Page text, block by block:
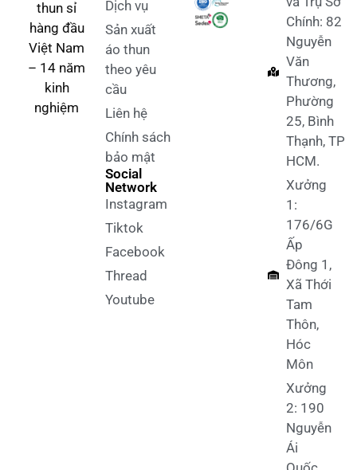
thun sỉ
hàng đầu
Việt Nam
– 14 năm
kinh
nghiệm
Dịch vụ
Sản xuất
áo thun
theo yêu
cầu
Liên hệ
Chính sách
bảo mật
Social
Network
Instagram
Tiktok
Facebook
Thread
Youtube
Chính: 82
Nguyễn
Văn
Thương,
Phường
25, Bình
Thạnh, TP
HCM.
Xưởng
1:
176/6G
Ấp
Đông 1,
Xã Thới
Tam
Thôn,
Hóc
Môn
Xưởng
2: 190
Nguyễn
Ái